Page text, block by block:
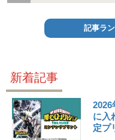
記事ラ
新着記事
2026
に入
定プ